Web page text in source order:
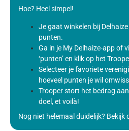
Hoe? Heel simpel!
Je gaat winkelen bij
punten.
Ga in je My Delhaize-app of
‘punten’ en klik op het
Selecteer je favoriete
hoeveel punten je wil
Trooper stort het bedrag
doel, et voilà!
Nog niet helemaal duidelijk? Bekijk